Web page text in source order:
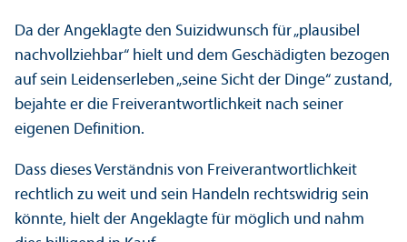
Da der Angeklagte den Suizidwunsch für „plausibel
nachvollziehbar“ hielt und dem Geschädigten bezogen
auf sein Leidenserleben „seine Sicht der Dinge“ zustand,
bejahte er die Frei­verantwortlichkeit nach seiner
eigenen Definition.
Dass dieses Verständnis von Frei­verantwortlichkeit
rechtlich zu weit und sein Handeln rechts­widrig sein
könnte, hielt der Angeklagte für möglich und nahm